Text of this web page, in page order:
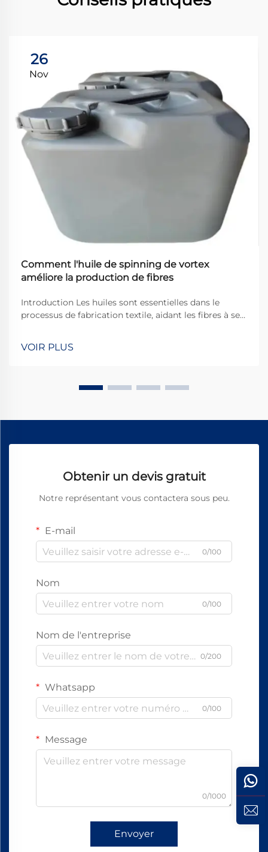
26
Nov
Comment l'huile de spinning de vortex
améliore la production de fibres
Introduction Les huiles sont essentielles dans le
processus de fabrication textile, aidant les fibres à se
qualité. Parmi tous les types disponibles, l'huile pour
VOIR PLUS
Obtenir un devis gratuit
Notre représentant vous contactera sous peu.
E-mail
0/100
Nom
0/100
Nom de l'entreprise
0/200
Whatsapp
0/100
Message
0/1000
Envoyer